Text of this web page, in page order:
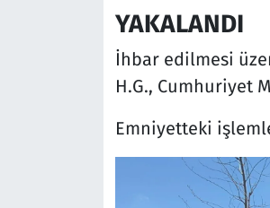
YAKALANDI
İhbar edilmesi
H.G., Cumhuriyet
Emniyetteki